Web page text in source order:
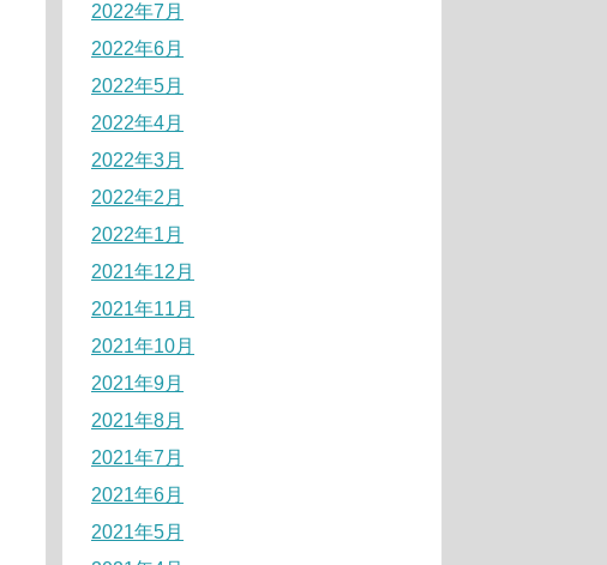
2022年7月
2022年6月
2022年5月
2022年4月
2022年3月
2022年2月
2022年1月
2021年12月
2021年11月
2021年10月
2021年9月
2021年8月
2021年7月
2021年6月
2021年5月